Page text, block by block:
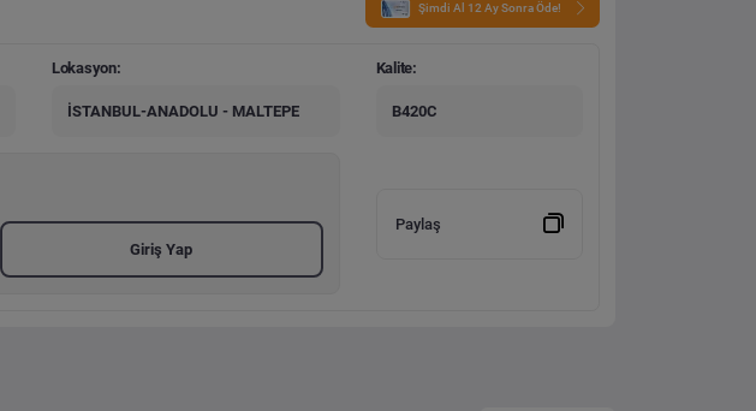
Şimdi Al 12 Ay Sonra Öde!
Lokasyon:
İSTANBUL-ANADOLU - MALTEPE
Kalite:
B420C
Giriş Yap
Paylaş